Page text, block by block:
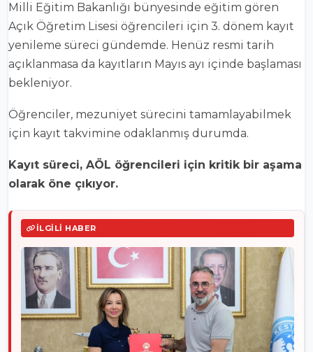
Milli Eğitim Bakanlığı bünyesinde eğitim gören
Açık Öğretim Lisesi öğrencileri için 3. dönem kayıt
yenileme süreci gündemde. Henüz resmi tarih
açıklanmasa da kayıtların Mayıs ayı içinde başlaması
bekleniyor.
Öğrenciler, mezuniyet sürecini tamamlayabilmek
için kayıt takvimine odaklanmış durumda.
Kayıt süreci, AÖL öğrencileri için kritik bir aşama
olarak öne çıkıyor.
İLGILI HABER